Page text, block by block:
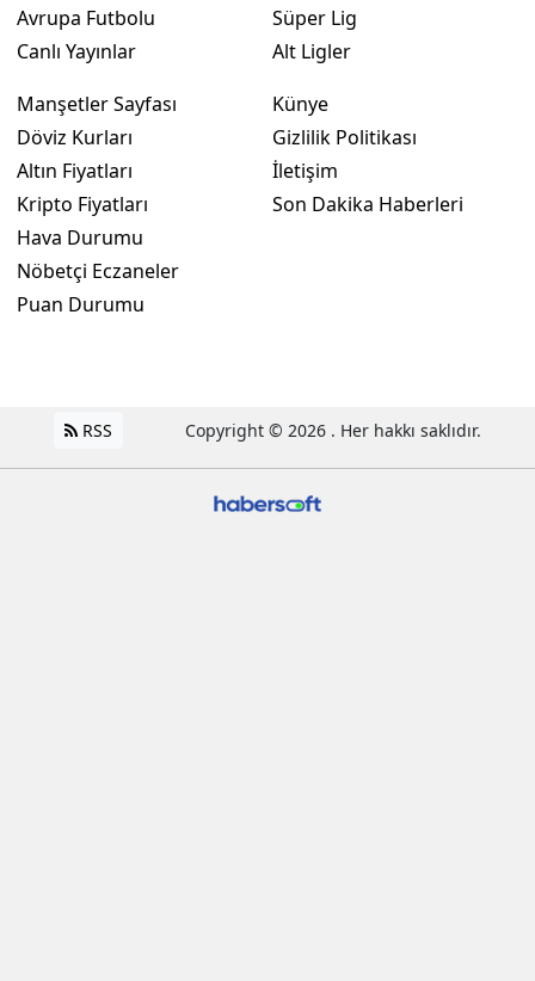
Avrupa Futbolu
Canlı Yayınlar
Süper Lig
Alt Ligler
Manşetler Sayfası
Döviz Kurları
Altın Fiyatları
Kripto Fiyatları
Hava Durumu
Nöbetçi Eczaneler
Puan Durumu
Künye
Gizlilik Politikası
İletişim
Son Dakika Haberleri
RSS Copyright © 2026 . Her hakkı saklıdır.